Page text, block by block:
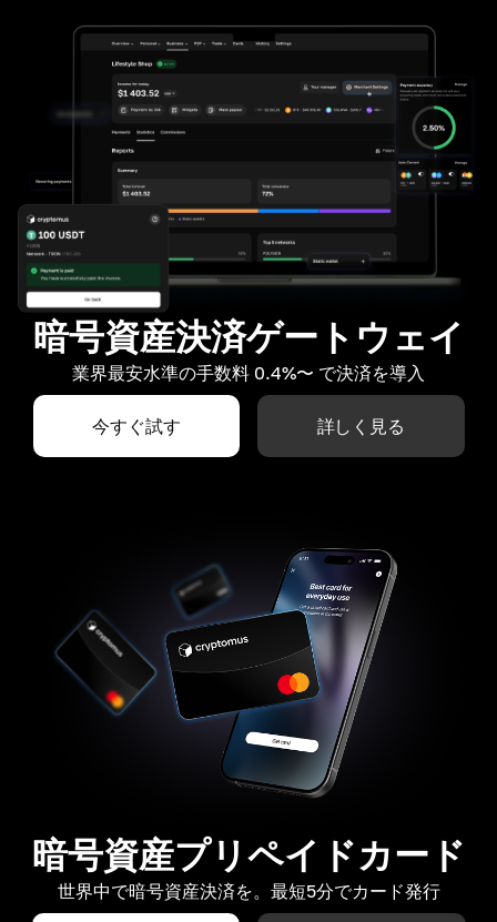
暗号資産決済ゲートウェイ
業界最安水準の手数料 0.4%〜 で決済を導入
今すぐ試す 詳しく見る
暗号資産プリペイドカード
世界中で暗号資産決済を。最短5分でカード発行